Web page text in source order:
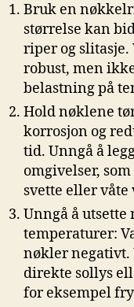
Bruk en
størrelse kan
riper⁢ og
robust, men
belastning på
Hold⁣ nøklene
korrosjon​ og⁣
tid. Unngå å
omgivelser,
svette​ eller våte
Unngå ⁢å
temperaturer:
nøkler negativt.
direkte ⁤sollys
for eksempel